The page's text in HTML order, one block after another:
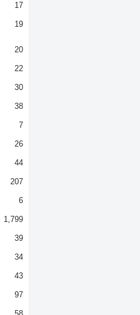
17
19
20
22
30
38
7
26
44
207
6
1,799
39
34
43
97